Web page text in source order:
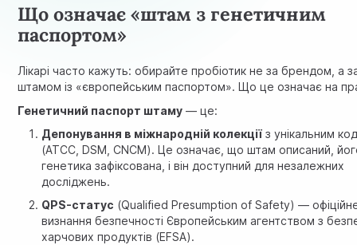
Що означає «штам з генетичним
паспортом»
Лікарі часто кажуть: обирайте пробіотик не за брендом, а
штамом із «європейським паспортом». Що це означає на
Генетичний паспорт штаму — це:
Депонування в міжнародній колекції з унікальним
(ATCC, DSM, CNCM). Це означає, що штам описаний,
генетика зафіксована, і він доступний для незалежних
досліджень.
QPS-статус (Qualified Presumption of Safety) —
визнання безпечності Європейським агентством з
харчових продуктів (EFSA).